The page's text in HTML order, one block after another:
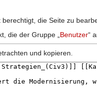
die Seite zu
die der Gruppe „ Benutzer“
und kopieren.